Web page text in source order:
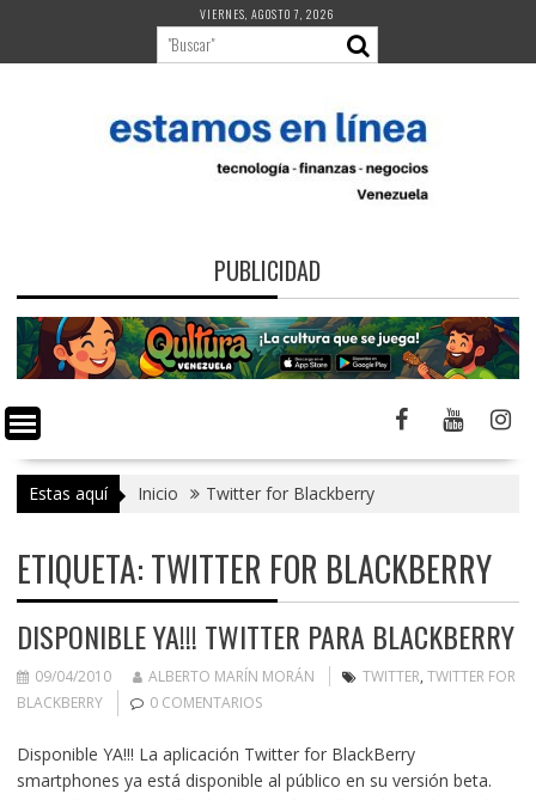
contenido
VIERNES, AGOSTO 7, 2026
PUBLICIDAD
Estas aquí Inicio Twitter for Blackberry
ETIQUETA:TWITTER FOR BLACKBERRY
DISPONIBLE YA!!! TWITTER PARA BLACKBERRY
09/04/2010 ALBERTO MARÍN MORÁN TWITTER, TWITTER FOR
BLACKBERRY
0 COMENTARIOS
Disponible YA!!! La aplicación Twitter for BlackBerry
smartphones ya está disponible al público en su versión beta.